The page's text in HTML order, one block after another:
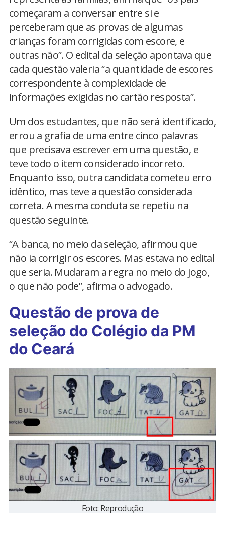
começaram a conversar entre si e
perceberam que as provas de algumas
crianças foram corrigidas com escore, e
outras não”. O edital da seleção apontava que
cada questão valeria “a quantidade de escores
correspondente à complexidade de
informações exigidas no cartão resposta”.
Um dos estudantes, que não será identificado,
errou a grafia de uma entre cinco palavras
que precisava escrever em uma questão, e
teve todo o item considerado incorreto.
Enquanto isso, outra candidata cometeu erro
idêntico, mas teve a questão considerada
correta. A mesma conduta se repetiu na
questão seguinte.
“A banca, no meio da seleção, afirmou que
não ia corrigir os escores. Mas estava no edital
que seria. Mudaram a regra no meio do jogo,
o que não pode”, afirma o advogado.
Questão de prova de
seleção do Colégio da PM
do Ceará
Foto: Reprodução